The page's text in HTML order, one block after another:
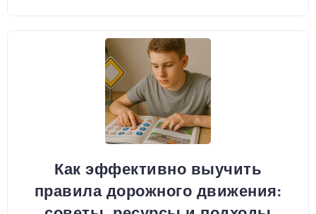
Как эффективно выучить
правила дорожного движения: